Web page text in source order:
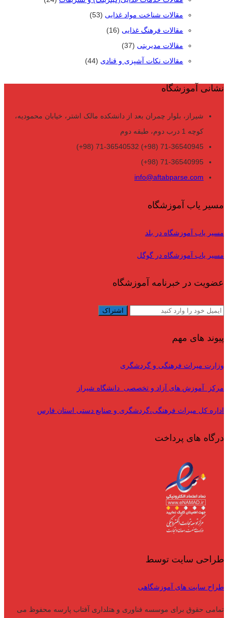
مقالات شناخت مواد غذایی (53)
مقالات فرهنگ غذایی (16)
مقالات مدیریتی (37)
مقالات نکات آشپزی و قنادی (44)
نشانی آموزشگاه
شیراز، بلوار چمران بعد از دانشکده مالک اشتر، خیابان محمودیه،
کوچه 1 درب دوم، طبقه دوم
71-36540945 (98+) 71-36540532 (98+)
71-36540995 (98+)
info@aftabparse.com
مسیر یاب آموزشگاه
مسیر یاب آموزشگاه در بلد
مسیر یاب آموزشگاه در گوگل
عضویت در خبرنامه آموزشگاه
پیوند های مهم
وزارت میراث فرهنگی و گردشگری
مرکز آموزش های آزاد و تخصصی دانشگاه شیراز
اداره کل میراث فرهنگی،گردشگری و صنایع دستی استان فارس
درگاه های پرداخت
طراحی سایت توسط
طراح سایت های آموزشگاهی
تمامی حقوق برای موسسه فناوری و هتلداری آفتاب پارسه محفوظ می